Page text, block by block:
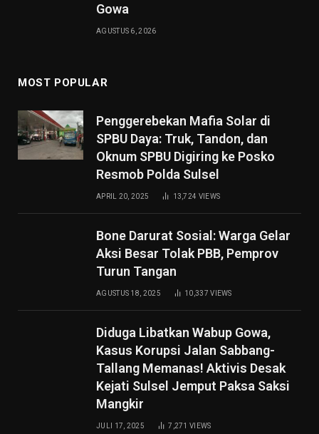
Gowa
AGUSTUS 6, 2026
MOST POPULAR
Penggerebekan Mafia Solar di
SPBU Daya: Truk, Tandon, dan
Oknum SPBU Digiring ke Posko
Resmob Polda Sulsel
APRIL 20, 2025 13,724 VIEWS
Bone Darurat Sosial: Warga Gelar
Aksi Besar Tolak PBB, Pemprov
Turun Tangan
AGUSTUS 18, 2025 10,337VIEWS
Diduga Libatkan Wabup Gowa,
Kasus Korupsi Jalan Sabbang-
Tallang Memanas! Aktivis Desak
Kejati Sulsel Jemput Paksa Saksi
Mangkir
JULI 17, 2025 7,271VIEWS